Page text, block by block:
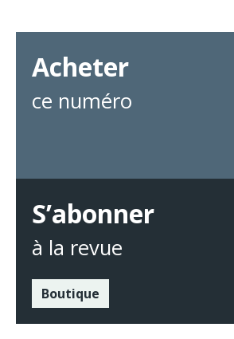
Acheter
ce numéro
S’abonner
à la revue
Boutique